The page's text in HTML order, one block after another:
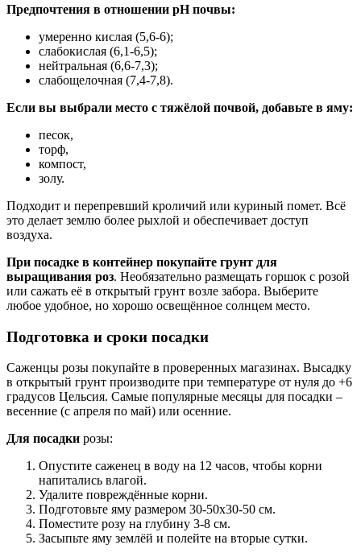
Предпочтения в отношении pH почвы:
умеренно кислая (5,6-6);
слабокислая (6,1-6,5);
нейтральная (6,6-7,3);
слабощелочная (7,4-7,8).
Если вы выбрали место с тяжёлой почвой, добавьте в яму:
песок,
торф,
компост,
золу.
Подходит и перепревший кроличий или куриный помет. Всё
это делает землю более рыхлой и обеспечивает доступ
воздуха.
При посадке в контейнер покупайте грунт для
выращивания роз. Необязательно размещать горшок с розой
или сажать её в открытый грунт возле забора. Выберите
любое удобное, но хорошо освещённое солнцем место.
Подготовка и сроки посадки
Саженцы розы покупайте в проверенных магазинах. Высадку
в открытый грунт производите при температуре от нуля до +6
градусов Цельсия. Самые популярные месяцы для посадки –
весенние (с апреля по май) или осенние.
Для посадки розы:
Опустите саженец в воду на 12 часов, чтобы корни
напитались влагой.
Удалите повреждённые корни.
Подготовьте яму размером 30-50х30-50 см.
Поместите розу на глубину 3-8 см.
Засыпьте яму землёй и полейте на вторые сутки.